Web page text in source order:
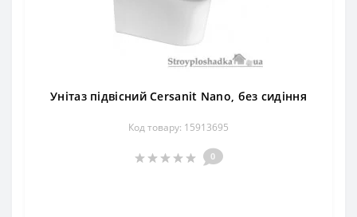
Унітаз підвісний Cersanit Nano, без сидіння
Код товару: 15913695
0